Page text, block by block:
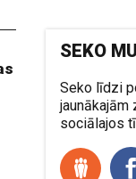
SEKO
Seko līdzi
jaunākajām
sociālajos